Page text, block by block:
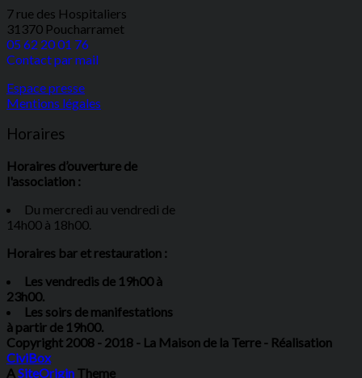
7 rue des Hospitaliers
31370 Poucharramet
05 62 20 01 76
Contact par mail
Espace presse
Mentions légales
Horaires
Horaires d’ouverture de
l'association :
Du mercredi au vendredi de
14h00 à 18h00.
Horaires bar et restauration :
Les vendredis de 19h00 à
23h00.
Les soirs de manifestations
à partir de 19h00.
Copyright 2008 - 2018 - La Maison de la Terre - Réalisation
CiviBox
ASiteOrigin Theme